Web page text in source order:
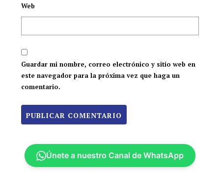
Web
Guardar mi nombre, correo electrónico y sitio web en
este navegador para la próxima vez que haga un
comentario.
Únete a nuestro Canal de WhatsApp